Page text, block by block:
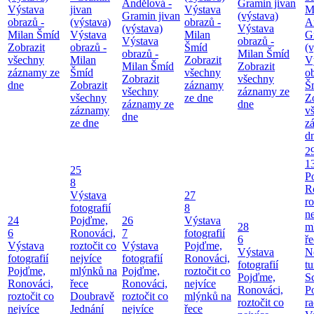
Výstava
obrazů -
Milan Šmíd
Zobrazit
všechny
záznamy ze
dne
jivan
(výstava)
Výstava
obrazů -
Milan
Šmíd
Zobrazit
všechny
záznamy
ze dne
Andělová -
Gramin jivan
(výstava)
Výstava
obrazů -
Milan Šmíd
Zobrazit
všechny
záznamy ze
dne
Výstava
obrazů -
Milan
Šmíd
Zobrazit
všechny
záznamy
ze dne
Gramin jivan
(výstava)
Výstava
obrazů -
Milan Šmíd
Zobrazit
všechny
záznamy ze
dne
24
6
Výstava
fotografií
Pojďme,
Ronováci,
roztočit co
nejvíce
25
8
Výstava
fotografií
Pojďme,
Ronováci,
roztočit co
nejvíce
mlýnků na
řece
Doubravě
Jednání
26
7
Výstava
fotografií
Pojďme,
Ronováci,
roztočit co
nejvíce
27
8
Výstava
fotografií
Pojďme,
Ronováci,
roztočit co
nejvíce
mlýnků na
řece
28
6
Výstava
fotografií
Pojďme,
Ronováci,
roztočit co